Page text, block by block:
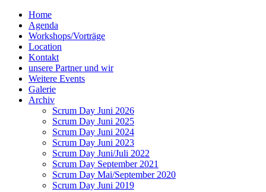
Home
Agenda
Workshops/Vorträge
Location
Kontakt
unsere Partner und wir
Weitere Events
Galerie
Archiv
Scrum Day Juni 2026
Scrum Day Juni 2025
Scrum Day Juni 2024
Scrum Day Juni 2023
Scrum Day Juni/Juli 2022
Scrum Day September 2021
Scrum Day Mai/September 2020
Scrum Day Juni 2019